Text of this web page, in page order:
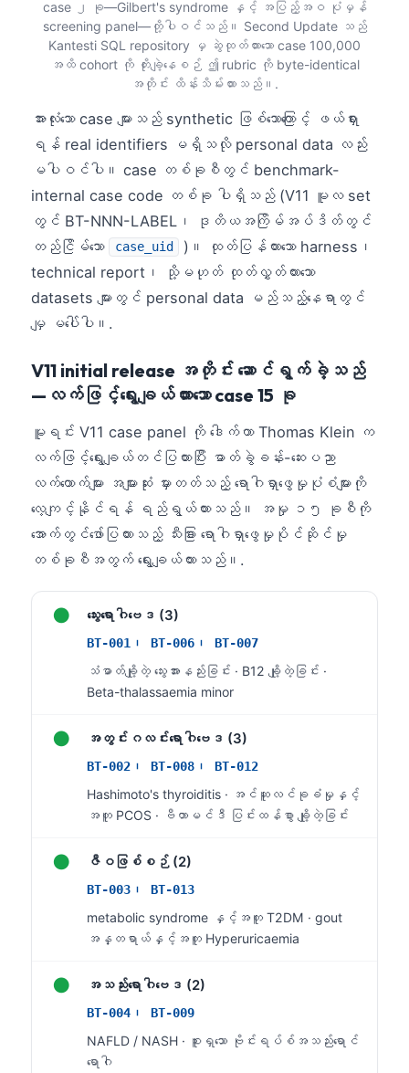
case ၂ ခု—Gilbert's syndrome နှင့် အပြည့်အဝ ပုံမှန်
screening panel—တို့ပါဝင်သည်။ Second Update သည်
Kantesti SQL repository မှ ဆွဲထုတ်ထားသော case 100,000
အထိ cohort ကို တိုးချဲ့နေစဉ် ဤ rubric ကို byte-identical
အတိုင်း ထိန်းသိမ်းထားသည်။.
အားလုံးသော case များသည် synthetic ဖြစ်သောကြောင့် ဖယ်ရှား
ရန် real identifiers မရှိသလို personal data လည်း
မပါဝင်ပါ။ case တစ်ခုစီတွင် benchmark-
internal case code တစ်ခု ပါရှိသည် (V11 မူလ set
တွင် BT-NNN-LABEL၊ ဒုတိယအကြိမ်အပ်ဒိတ်တွင်
တည်ငြိမ်သော
case_uid
)။ ထုတ်ပြန်ထားသော harness၊
technical report၊ သို့မဟုတ် ထုတ်လွှတ်ထားသော
datasets များတွင် personal data မည်သည့်နေရာတွင်
မျှ မပေါ်ပါ။.
V11 initial release အတိုင်း ဆောင်ရွက်ခဲ့သည်
—လက်ဖြင့်ရွေးချယ်ထားသော case 15 ခု
မူရင်း V11 case panel ကို ဒေါက်တာ Thomas Klein က
လက်ဖြင့်ရွေးချယ်တင်ပြထားပြီး ဓာတ်ခွဲခန်း-ဆေးပညာ
လက်ထောက်များ အများဆုံး မှားတတ်သည့် ရောဂါရှာဖွေမှုပုံစံများကို
လေ့ကျင့်နိုင်ရန် ရည်ရွယ်ထားသည်။ အမှု ၁၅ ခုစီကို
အောက်တွင်ဖော်ပြထားသည့် သီးခြား ရောဂါရှာဖွေမှုပိုင်ဆိုင်မှု
တစ်ခုစီအတွက် ရွေးချယ်ထားသည်။.
● သွေးရောဂါဗေဒ (3)
BT-001၊ BT-006၊ BT-007
သံဓာတ်ချို့တဲ့ သွေးအားနည်းခြင်း · B12 ချို့တဲ့ခြင်း ·
Beta-thalassaemia minor
● အတွင်းဂလင်းရောဂါဗေဒ (3)
BT-002၊ BT-008၊ BT-012
Hashimoto's thyroiditis · အင်ဆူလင်ခုခံမှုနှင့်
အတူ PCOS · ဗီတာမင်ဒီ ပြင်းထန်စွာ ချို့တဲ့ခြင်း
● ဇီဝဖြစ်စဉ် (2)
BT-003၊ BT-013
metabolic syndrome နှင့်အတူ T2DM · gout
အန္တရာယ်နှင့်အတူ Hyperuricaemia
● အသည်းရောဂါဗေဒ (2)
BT-004၊ BT-009
NAFLD / NASH · စူးရှသော ဗိုင်းရပ်စ်အသည်းရောင်
ရောဂါ
Basa Jawa
Cebuano
ئۇيغۇرچە
Татар теле
Беларуская мова
Esperanto
Ślōnskŏ gŏdka